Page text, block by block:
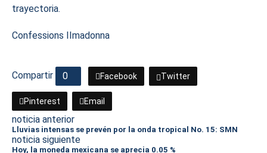
trayectoria.
Confessions IImadonna
Compartir 0 Facebook Twitter
Pinterest Email
noticia anterior
Lluvias intensas se prevén por la onda tropical No. 15: SMN
noticia siguiente
Hoy, la moneda mexicana se aprecia 0.05 %